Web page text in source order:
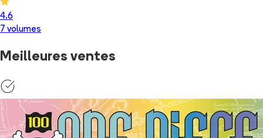
4.6
7 volumes
Meilleures ventes